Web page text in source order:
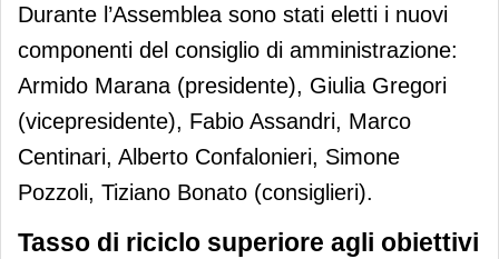
Durante l’Assemblea sono stati eletti i nuovi
componenti del consiglio di amministrazione:
Armido Marana (presidente), Giulia Gregori
(vicepresidente), Fabio Assandri, Marco
Centinari, Alberto Confalonieri, Simone
Pozzoli, Tiziano Bonato (consiglieri).
Tasso di riciclo superiore agli obiettivi